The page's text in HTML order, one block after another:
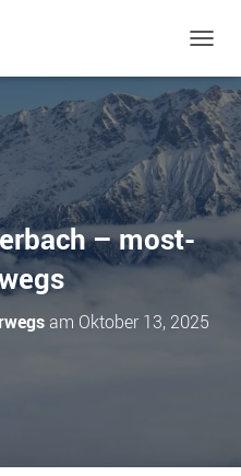
A
V
I
G
A
T
I
O
N
C
– most-
am Oktober 13, 2025